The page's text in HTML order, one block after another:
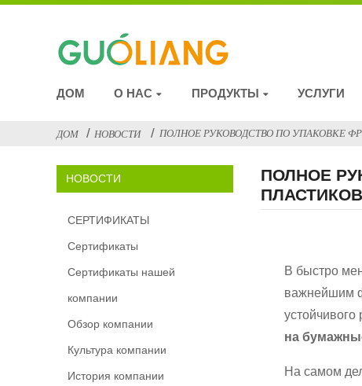
ДОМ О НАС ПРОДУКТЫ УСЛУГИ
ДОМ НОВОСТИ ПОЛНОЕ РУКОВОДСТВО ПО УПАКОВКЕ
НОВОСТИ
СЕРТИФИКАТЫ
Сертификаты
Сертификаты нашей
компании
Обзор компании
Культура компании
История компании
ПОЛНОЕ
В быстро
важнейшим
на
На самом